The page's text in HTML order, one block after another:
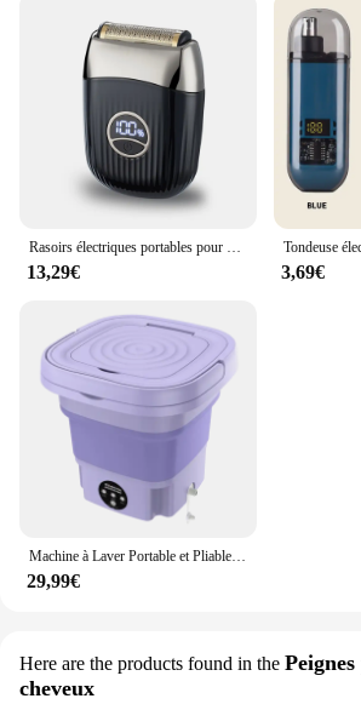
Rasoirs électriques portables pour hommes, rasoir à tête chauve, rasoir à tête fermée, feuille étanche, fournitures de barbier, tondeuse à barbe, cadeaux pour hommes
13,29€ 3,69€
29,99€
Here are the products found in the
cheveux